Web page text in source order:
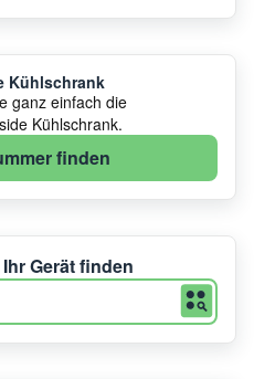
Kühlschrank
ganz einfach die
Kühlschrank.
finden
Gerät finden